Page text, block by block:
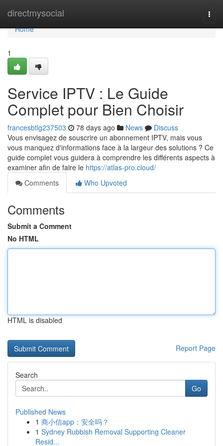
directmysocial
Home
Home
1
Service IPTV : Le Guide
Complet pour Bien Choisir
francesbtlg237503 78 days ago News
Discuss
Vous envisagez de souscrire un abonnement IPTV, mais vous
vous manquez d'informations face à la largeur des solutions ? Ce
guide complet vous guidera à comprendre les différents aspects à
examiner afin de faire le https://atlas-pro.cloud/
Comments
Who Upvoted
Comments
Submit a Comment
No HTML
HTML is disabled
Report Page
Search
Go
Published News
1 商小信app：安全吗？
1 Sydney Rubbish Removal Supporting Cleaner
Resid...